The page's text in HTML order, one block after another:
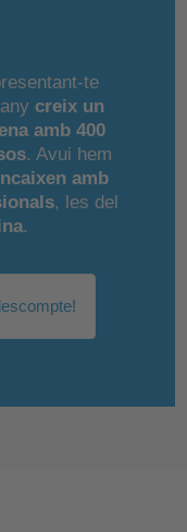
te
creix un
amb 400
. Avui hem
amb
, les del
.